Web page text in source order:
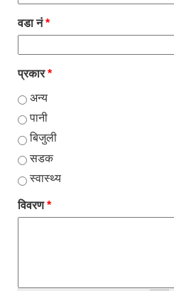
वडा नं*
प्रकार*
अन्य
पानी
बिजुली
सडक
स्वास्थ्य
विवरण*